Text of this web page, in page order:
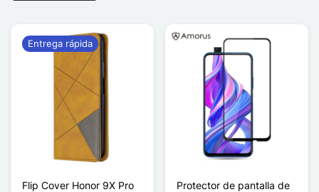
Flip Cover Honor 9X Pro
Entrega rápida
Protector de pantalla de